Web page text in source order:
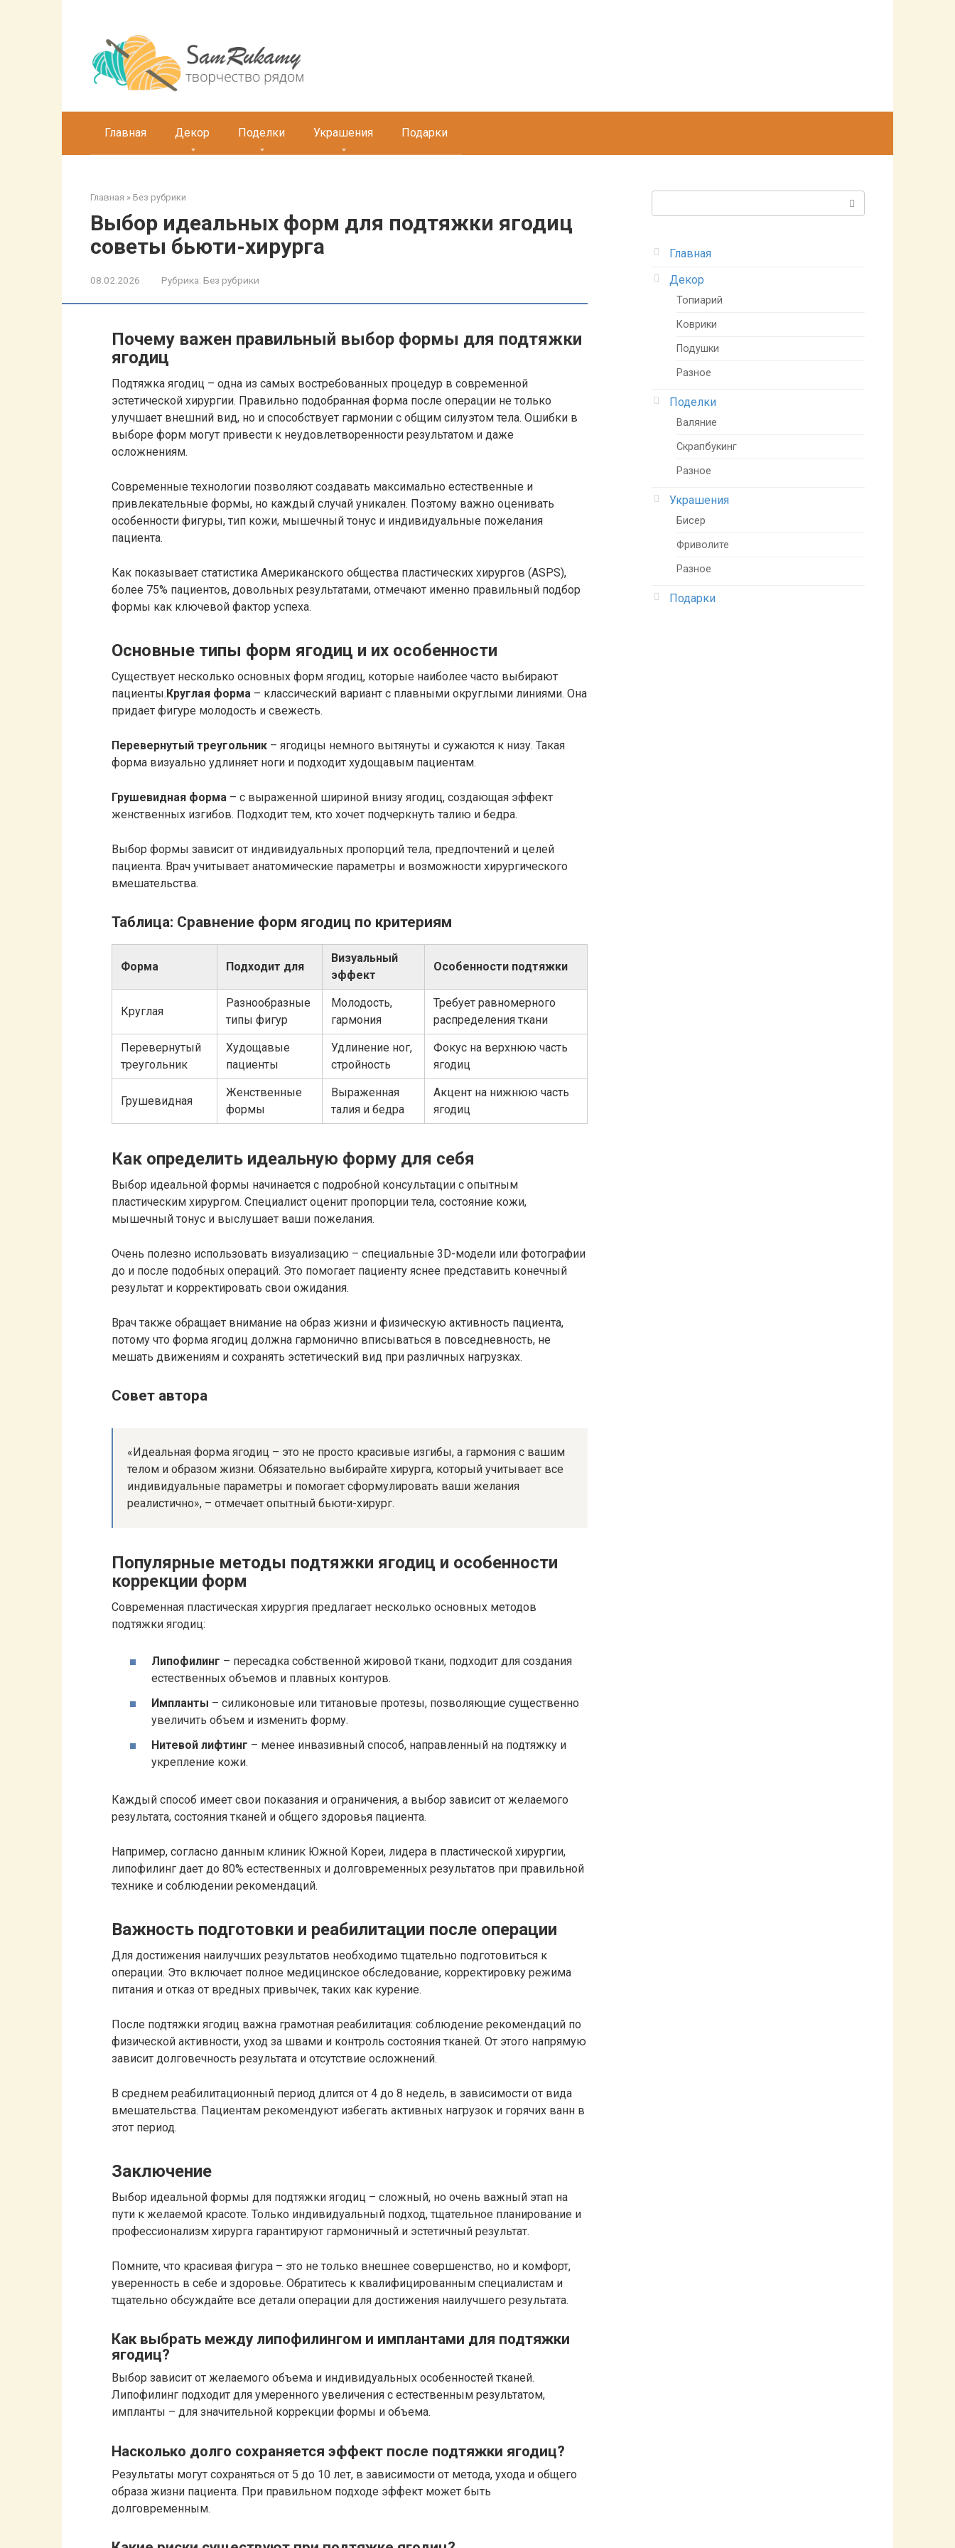
Главная Декор Поделки Украшения Подарки
Главная » Без рубрики
Выбор идеальных форм для подтяжки ягодиц
советы бьюти-хирурга
08.02.2026 Рубрика: Без рубрики
Почему важен правильный выбор формы для подтяжки
ягодиц
Подтяжка ягодиц – одна из самых востребованных процедур в современной
эстетической хирургии. Правильно подобранная форма после операции не только
улучшает внешний вид, но и способствует гармонии с общим силуэтом тела. Ошибки в
выборе форм могут привести к неудовлетворенности результатом и даже
осложнениям.
Современные технологии позволяют создавать максимально естественные и
привлекательные формы, но каждый случай уникален. Поэтому важно оценивать
особенности фигуры, тип кожи, мышечный тонус и индивидуальные пожелания
пациента.
Как показывает статистика Американского общества пластических хирургов (ASPS),
более 75% пациентов, довольных результатами, отмечают именно правильный подбор
формы как ключевой фактор успеха.
Основные типы форм ягодиц и их особенности
Существует несколько основных форм ягодиц, которые наиболее часто выбирают
пациенты.Круглая форма – классический вариант с плавными округлыми линиями. Она
придает фигуре молодость и свежесть.
Перевернутый треугольник – ягодицы немного вытянуты и сужаются к низу. Такая
форма визуально удлиняет ноги и подходит худощавым пациентам.
Грушевидная форма – с выраженной шириной внизу ягодиц, создающая эффект
женственных изгибов. Подходит тем, кто хочет подчеркнуть талию и бедра.
Выбор формы зависит от индивидуальных пропорций тела, предпочтений и целей
пациента. Врач учитывает анатомические параметры и возможности хирургического
вмешательства.
Таблица: Сравнение форм ягодиц по критериям
Форма Подходит для
Визуальный
эффект
Особенности подтяжки
Круглая
Разнообразные
типы фигур
Молодость,
гармония
Требует равномерного
распределения ткани
Перевернутый
треугольник
Худощавые
пациенты
Удлинение ног,
стройность
Фокус на верхнюю часть
ягодиц
Грушевидная
Женственные
формы
Выраженная
талия и бедра
Акцент на нижнюю часть
ягодиц
Как определить идеальную форму для себя
Выбор идеальной формы начинается с подробной консультации с опытным
пластическим хирургом. Специалист оценит пропорции тела, состояние кожи,
мышечный тонус и выслушает ваши пожелания.
Очень полезно использовать визуализацию – специальные 3D-модели или фотографии
до и после подобных операций. Это помогает пациенту яснее представить конечный
результат и корректировать свои ожидания.
Врач также обращает внимание на образ жизни и физическую активность пациента,
потому что форма ягодиц должна гармонично вписываться в повседневность, не
мешать движениям и сохранять эстетический вид при различных нагрузках.
Совет автора
«Идеальная форма ягодиц – это не просто красивые изгибы, а гармония с вашим
телом и образом жизни. Обязательно выбирайте хирурга, который учитывает все
индивидуальные параметры и помогает сформулировать ваши желания
реалистично», – отмечает опытный бьюти-хирург.
Популярные методы подтяжки ягодиц и особенности
коррекции форм
Современная пластическая хирургия предлагает несколько основных методов
подтяжки ягодиц:
Липофилинг – пересадка собственной жировой ткани, подходит для создания
естественных объемов и плавных контуров.
Импланты – силиконовые или титановые протезы, позволяющие существенно
увеличить объем и изменить форму.
Нитевой лифтинг – менее инвазивный способ, направленный на подтяжку и
укрепление кожи.
Каждый способ имеет свои показания и ограничения, а выбор зависит от желаемого
результата, состояния тканей и общего здоровья пациента.
Например, согласно данным клиник Южной Кореи, лидера в пластической хирургии,
липофилинг дает до 80% естественных и долговременных результатов при правильной
технике и соблюдении рекомендаций.
Важность подготовки и реабилитации после операции
Для достижения наилучших результатов необходимо тщательно подготовиться к
операции. Это включает полное медицинское обследование, корректировку режима
питания и отказ от вредных привычек, таких как курение.
После подтяжки ягодиц важна грамотная реабилитация: соблюдение рекомендаций по
физической активности, уход за швами и контроль состояния тканей. От этого напрямую
зависит долговечность результата и отсутствие осложнений.
В среднем реабилитационный период длится от 4 до 8 недель, в зависимости от вида
вмешательства. Пациентам рекомендуют избегать активных нагрузок и горячих ванн в
этот период.
Заключение
Выбор идеальной формы для подтяжки ягодиц – сложный, но очень важный этап на
пути к желаемой красоте. Только индивидуальный подход, тщательное планирование и
профессионализм хирурга гарантируют гармоничный и эстетичный результат.
Помните, что красивая фигура – это не только внешнее совершенство, но и комфорт,
уверенность в себе и здоровье. Обратитесь к квалифицированным специалистам и
тщательно обсуждайте все детали операции для достижения наилучшего результата.
Как выбрать между липофилингом и имплантами для подтяжки
ягодиц?
Выбор зависит от желаемого объема и индивидуальных особенностей тканей.
Липофилинг подходит для умеренного увеличения с естественным результатом,
импланты – для значительной коррекции формы и объема.
Насколько долго сохраняется эффект после подтяжки ягодиц?
Результаты могут сохраняться от 5 до 10 лет, в зависимости от метода, ухода и общего
образа жизни пациента. При правильном подходе эффект может быть
долговременным.
Главная
Декор
Топиарий
Коврики
Подушки
Разное
Поделки
Валяние
Скрапбукинг
Разное
Украшения
Бисер
Фриволите
Разное
Подарки